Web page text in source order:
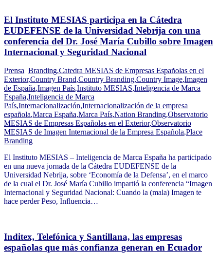
El Instituto MESIAS participa en la Cátedra
EUDEFENSE de la Universidad Nebrija con una
conferencia del Dr. José María Cubillo sobre Imagen
Internacional y Seguridad Nacional
Prensa Branding,Catedra MESIAS de Empresas Españolas en el
Exterior,Country Brand,Country Branding,Country Image,Imagen
de España,Imagen País,Instituto MESIAS,Inteligencia de Marca
España,Inteligencia de Marca
País,Internacionalización,Internacionalización de la empresa
española,Marca España,Marca País,Nation Branding,Observatorio
MESIAS de Empresas Españolas en el Exterior,Observatorio
MESIAS de Imagen Internacional de la Empresa Española,Place
Branding
El Instituto MESIAS – Inteligencia de Marca España ha participado
en una nueva jornada de la Cátedra EUDEFENSE de la
Universidad Nebrija, sobre ‘Economía de la Defensa’, en el marco
de la cual el Dr. José María Cubillo impartió la conferencia “Imagen
Internacional y Seguridad Nacional: Cuando la (mala) Imagen te
hace perder Peso, Influencia…
Inditex, Telefónica y Santillana, las empresas
españolas que más confianza generan en Ecuador